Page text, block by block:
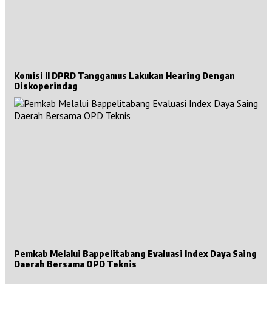
Komisi II DPRD Tanggamus Lakukan Hearing Dengan
Diskoperindag
Pemkab Melalui Bappelitabang Evaluasi Index Daya Saing
Daerah Bersama OPD Teknis